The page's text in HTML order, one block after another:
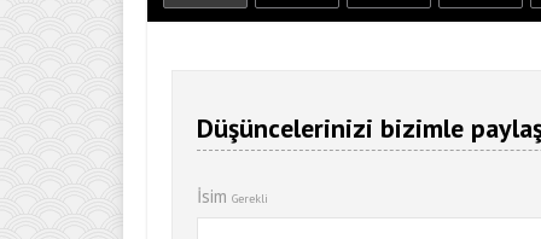
Düşüncelerinizi bizimle
İsim Gerekli